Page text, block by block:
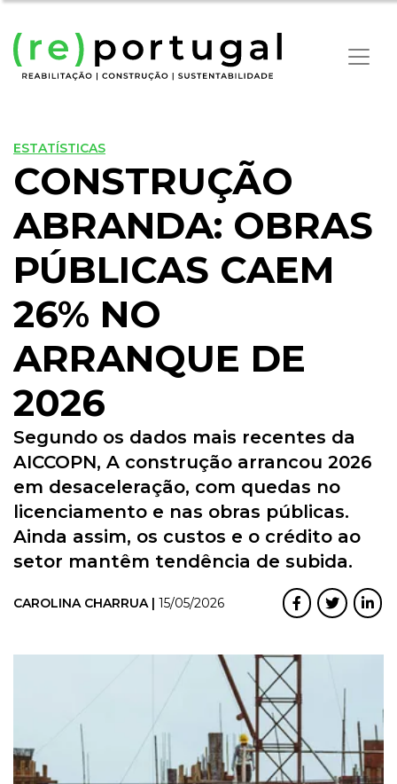
ESTATÍSTICAS
CONSTRUÇÃO
ABRANDA: OBRAS
PÚBLICAS CAEM
26% NO
ARRANQUE DE
2026
Segundo os dados mais recentes da
AICCOPN, A construção arrancou 2026
em desaceleração, com quedas no
licenciamento e nas obras públicas.
Ainda assim, os custos e o crédito ao
setor mantêm tendência de subida.
CAROLINA CHARRUA | 15/05/2026